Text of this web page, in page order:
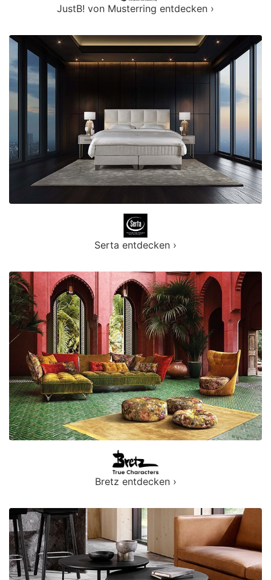
JustB! von Musterring entdecken ›
Serta entdecken ›
Bretz entdecken ›